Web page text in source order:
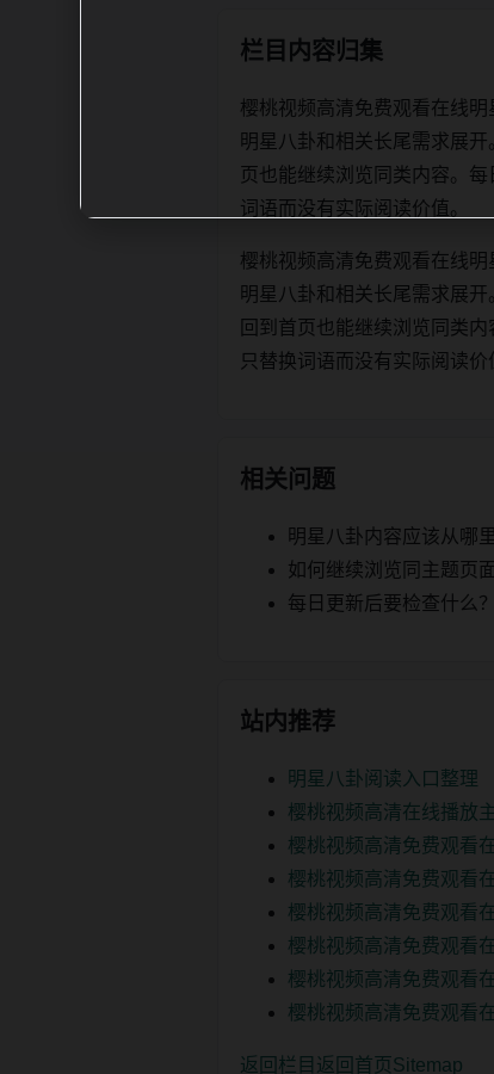
栏目内容归集
樱桃视频高清免费观看在线
明星八卦和相关长尾需求展
页也能继续浏览同类内容。
词语而没有实际阅读价值。
樱桃视频高清免费观看在线
明星八卦和相关长尾需求展
回到首页也能继续浏览同类
只替换词语而没有实际阅读价
相关问题
明星八卦内容应该从哪
如何继续浏览同主题页
每日更新后要检查什么
站内推荐
明星八卦阅读入口整理
樱桃视频高清在线播放
樱桃视频高清免费观看
樱桃视频高清免费观看
樱桃视频高清免费观看
樱桃视频高清免费观看
樱桃视频高清免费观看
樱桃视频高清免费观看
返回栏目 返回首页 Sitemap